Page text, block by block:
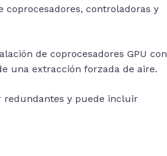
coprocesadores, controladoras y
de coprocesadores GPU con
una extracción forzada de aire.
redundantes y puede incluir